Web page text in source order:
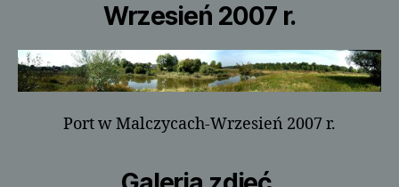
Wrzesień 2007 r.
Port w Malczycach-Wrzesień 2007 r.